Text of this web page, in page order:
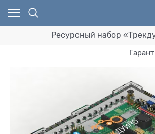
Ресурсный набор